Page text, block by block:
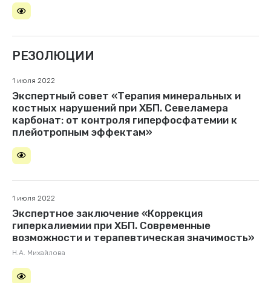
РЕЗОЛЮЦИИ
1 июля 2022
Экспертный совет «Терапия минеральных и
костных нарушений при ХБП. Севеламера
карбонат: от контроля гиперфосфатемии к
плейотропным эффектам»
1 июля 2022
Экспертное заключение «Коррекция
гиперкалиемии при ХБП. Современные
возможности и терапевтическая значимость»
Н.А. Михайлова